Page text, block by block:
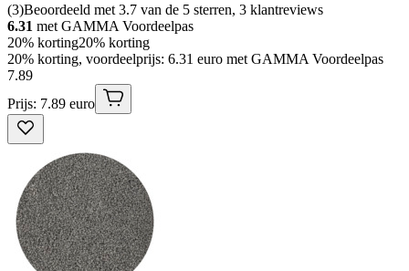
(3)Beoordeeld met 3.7 van de 5 sterren, 3 klantreviews
6.31 met GAMMA Voordeelpas
20% korting20% korting
20% korting, voordeelprijs: 6.31 euro met GAMMA Voordeelpas
7.89
Prijs: 7.89 euro